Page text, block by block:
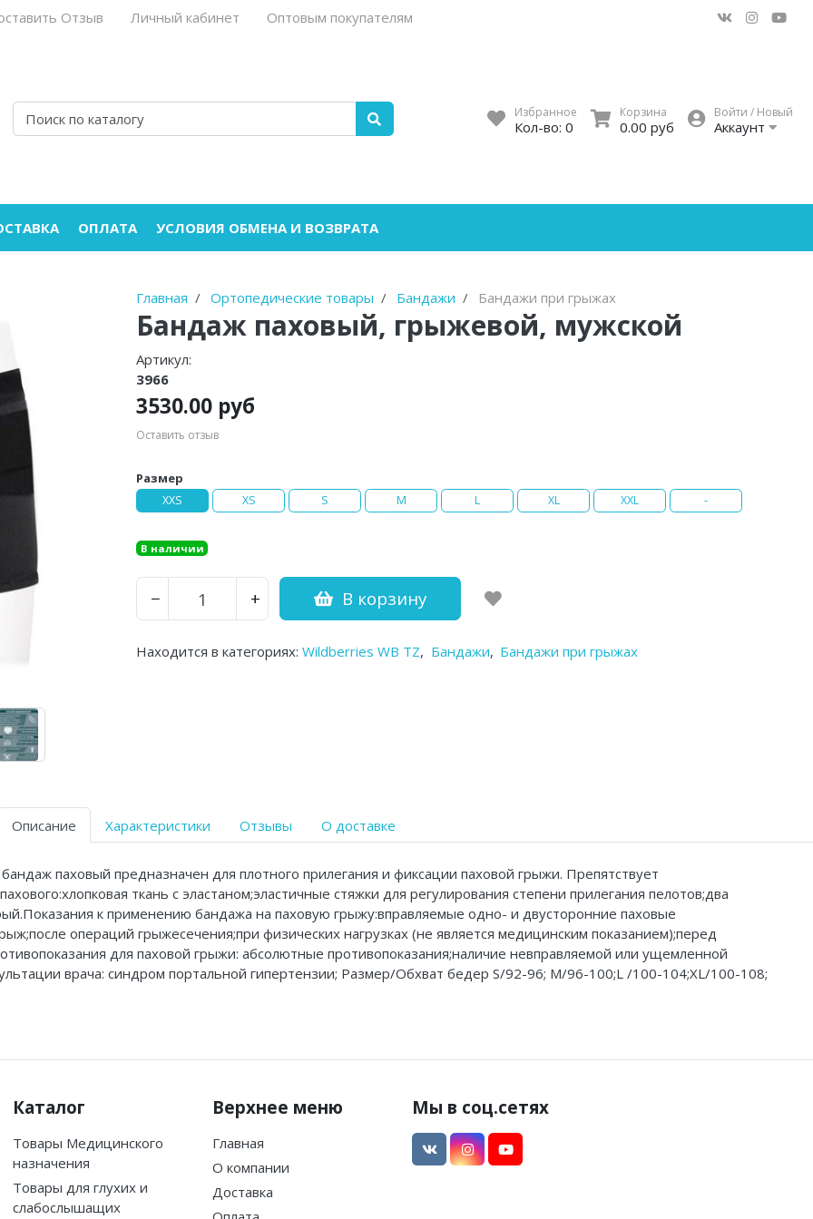
Отзыв Личный кабинет Оптовым покупателям
Избранное
Кол-во: 0
Корзина
0.00 руб
Войти / Новый
Аккаунт
ОПЛАТА УСЛОВИЯ ОБМЕНА И ВОЗВРАТА
Главная Ортопедические товары Бандажи Бандажи при грыжах
Бандаж паховый, грыжевой, мужской
Артикул:
3966
3530.00 руб
Оставить отзыв
Размер
XXS XS S M L XL XXL -
В наличии
− + В корзину
Находится в категориях: Wildberries WB TZ, Бандажи, Бандажи при грыжах
Описание Характеристики Отзывы О доставке
паховый предназначен для плотного прилегания и фиксации паховой грыжи. Препятствует
ткань с эластаном;эластичные стяжки для регулирования степени прилегания пелотов;два
к применению бандажа на паховую грыжу:вправляемые одно- и двусторонние паховые
операций грыжесечения;при физических нагрузках (не является медицинским показанием);перед
для паховой грыжи: абсолютные противопоказания;наличие невправляемой или ущемленной
врача: синдром портальной гипертензии; Размер/Обхват бедер S/92-96; M/96-100;L /100-104;XL/100-108;
Каталог
Товары Медицинского
назначения
Товары для глухих и
слабослышащих
Верхнее меню
Главная
О компании
Доставка
Мы в соц.сетях